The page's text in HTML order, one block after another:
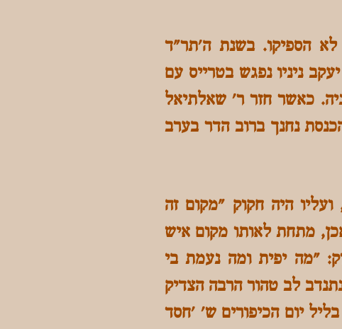
לא הספיקו. בשנת ה'תר"ד
ניניו נפגש בטרייס עם
500 דורוס להשלמת הבניה. כאשר חזר ר' שאלתיאל
ובית הכנסת נחנך ברוב הדר בערב
היה חקוק "מקום זה
מתחת לאותו מקום איש
"מה יפית ומה נעמת בי
לב טהור הרבה הצדיק
בנינה 500' דורוס. ונחנכה בליל יום הכיפורים ש' 'חסד